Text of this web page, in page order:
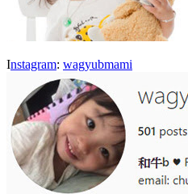
Instagram: wagyubmami